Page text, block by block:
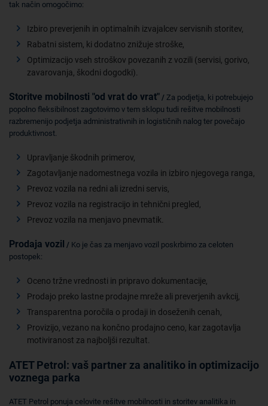
tak način omogočimo:
Izbiro preverjenih in optimalnih izvajalcev servisnih storitev,
Rabatni sistem, ki dodatno znižuje stroške,
Optimizacijo vseh stroškov povezanih z vozili (servisi, gorivo,
zavarovanja, škodni dogodki).
Storitve mobilnosti "od vrat do vrat" / Za podjetja, ki potrebujejo
popolno fleksibilnost zagotovimo v tem sklopu tudi rešitve mobilnosti
razbremenijo podjetja administrativnih in logističnih nalog ter povečajo
produktivnost.
Upravljanje škodnih primerov,
Zagotavljanje nadomestnega vozila in izbiro njegovega ranga,
Prevoz vozila na redni ali izredni servis,
Prevoz vozila na registracijo in tehnični pregled,
Prevoz vozila na menjavo pnevmatik.
Prodaja vozil / Ko je čas za menjavo vozil poskrbimo za celoten
postopek:
Oceno tržne vrednosti in pripravo dokumentacije,
Prodajo preko lastne prodajne mreže ali preverjenih avkcij,
Transparentna poročila o prodaji in doseženih cenah,
Provizijo, vezano na končno prodajno ceno, kar zagotavlja
motiviranost za najboljši rezultat.
ATET Petrol: vaš partner za analitiko in optimizacijo
voznega parka
ATET Petrol ponuja celovite rešitve mobilnosti in storitev analitika in